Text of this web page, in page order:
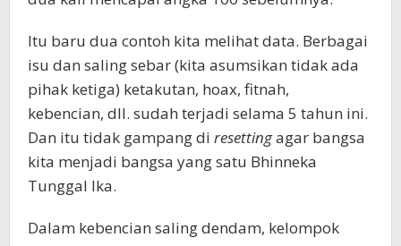
Itu baru dua contoh kita melihat data. Berbagai
isu dan saling sebar (kita asumsikan tidak ada
pihak ketiga) ketakutan, hoax, fitnah,
kebencian, dll. sudah terjadi selama 5 tahun ini.
Dan itu tidak gampang di resettingagar bangsa
kita menjadi bangsa yang satu Bhinneka
Tunggal Ika.
Dalam kebencian saling dendam, kelompok